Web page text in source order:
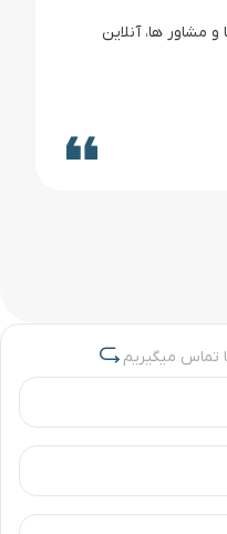
مشاور ها، آنلاین
تماس میگیریم